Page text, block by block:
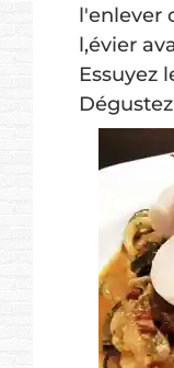
l'enlever
l,évier
Essuyez